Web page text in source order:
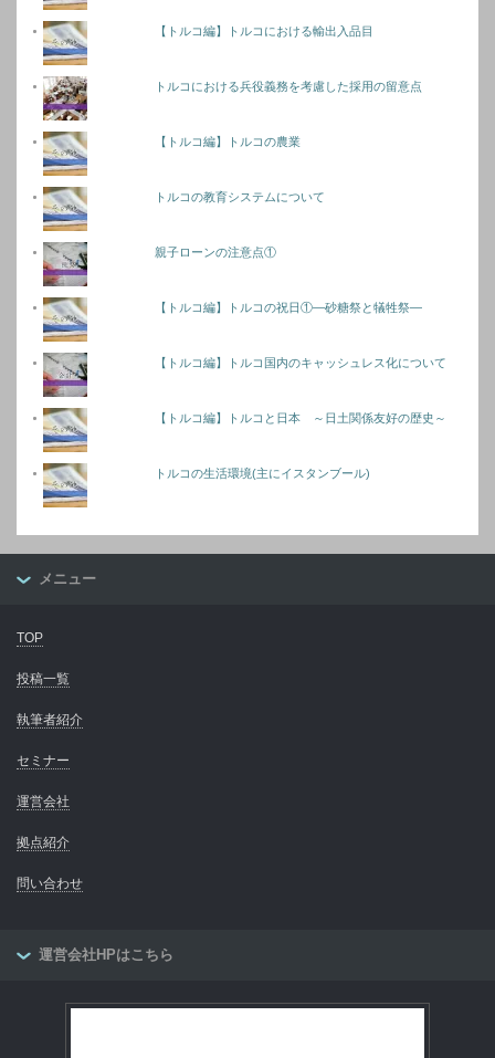
【トルコ編】トルコにおける輸出入品目
トルコにおける兵役義務を考慮した採用の留意点
【トルコ編】トルコの農業
トルコの教育システムについて
親子ローンの注意点①
【トルコ編】トルコの祝日①―砂糖祭と犠牲祭―
【トルコ編】トルコ国内のキャッシュレス化について
【トルコ編】トルコと日本 ～日土関係友好の歴史～
トルコの生活環境(主にイスタンブール)
メニュー
TOP
投稿一覧
執筆者紹介
セミナー
運営会社
拠点紹介
問い合わせ
運営会社HPはこちら